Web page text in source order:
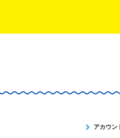
アカウン